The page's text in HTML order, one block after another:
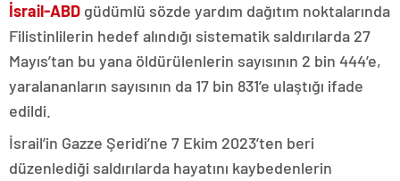
İsrail-ABD güdümlü sözde yardım dağıtım noktalarında
Filistinlilerin hedef alındığı sistematik saldırılarda 27
Mayıs’tan bu yana öldürülenlerin sayısının 2 bin 444’e,
yaralananların sayısının da 17 bin 831’e ulaştığı ifade
edildi.
İsrail’in Gazze Şeridi’ne 7 Ekim 2023’ten beri
düzenlediği saldırılarda hayatını kaybedenlerin